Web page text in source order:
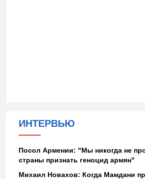
ИНТЕРВЬЮ
Посол Армении: "Мы никогда не
страны признать геноцид армян"
Михаил Новахов: Когда Мамдани